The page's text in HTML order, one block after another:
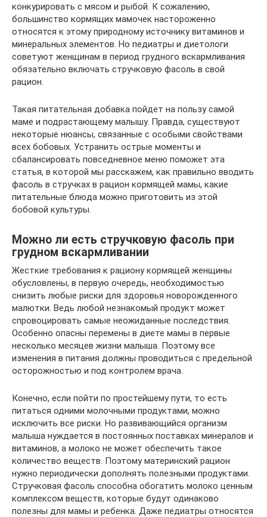
конкурировать с мясом и рыбой. К сожалению,
большинство кормящих мамочек настороженно
относятся к этому природному источнику витаминов и
минеральных элементов. Но педиатры и диетологи
советуют женщинам в период грудного вскармливания
обязательно включать стручковую фасоль в свой
рацион.
Такая питательная добавка пойдет на пользу самой
маме и подрастающему малышу. Правда, существуют
некоторые нюансы, связанные с особыми свойствами
всех бобовых. Устранить острые моменты и
сбалансировать повседневное меню поможет эта
статья, в которой мы расскажем, как правильно вводить
фасоль в стручках в рацион кормящей мамы, какие
питательные блюда можно приготовить из этой
бобовой культуры.
Можно ли есть стручковую фасоль при
грудном вскармливании
Жесткие требования к рациону кормящей женщины
обусловлены, в первую очередь, необходимостью
снизить любые риски для здоровья новорожденного
малютки. Ведь любой незнакомый продукт может
спровоцировать самые неожиданные последствия.
Особенно опасны перемены в диете мамы в первые
несколько месяцев жизни малыша. Поэтому все
изменения в питания должны проводиться с предельной
осторожностью и под контролем врача.
Конечно, если пойти по простейшему пути, то есть
питаться одними молочными продуктами, можно
исключить все риски. Но развивающийся организм
малыша нуждается в постоянных поставках минералов и
витаминов, а молоко не может обеспечить такое
количество веществ. Поэтому материнский рацион
нужно периодически дополнять полезными продуктами.
Стручковая фасоль способна обогатить молоко ценным
комплексом веществ, которые будут одинаково
полезны для мамы и ребенка. Даже педиатры относятся